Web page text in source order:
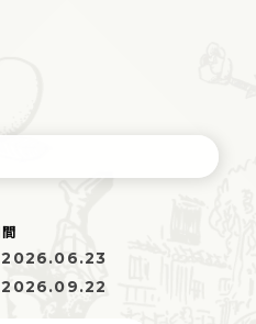
2026.06.23
2026.09.22